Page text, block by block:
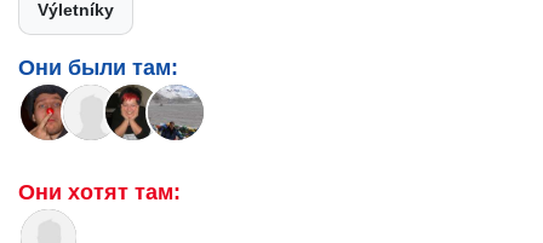
Výletníky
Они были там:
Они хотят там: